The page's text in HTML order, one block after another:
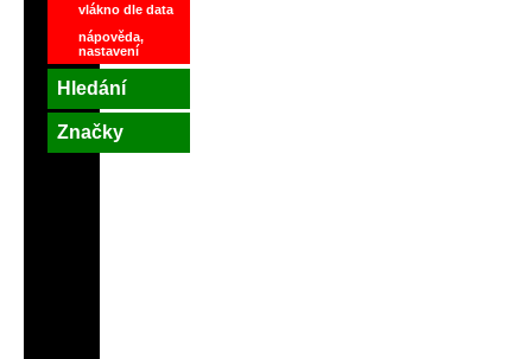
vlákno dle data
nápověda,
nastavení
Hledání
Značky